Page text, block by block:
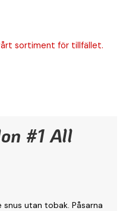
sortiment för tillfället.
#1 All
utan tobak. Påsarna